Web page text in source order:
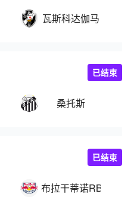
瓦斯科达伽马
桑托斯
已结束
布拉干蒂诺RB
已结束